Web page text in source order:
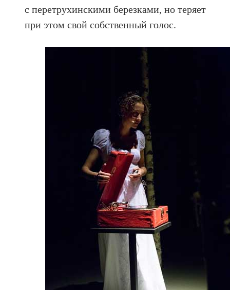
с перетрухинскими березками, но теряет
при этом свой собственный голос.